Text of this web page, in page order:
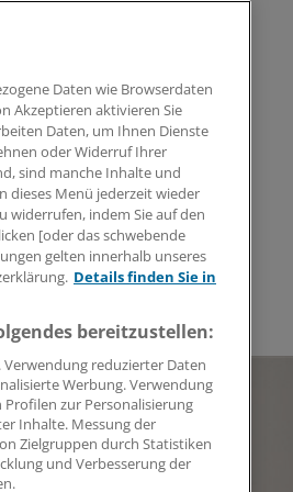
Mitarbeiter für
sind dazu aber
Daten wie Browserdaten
Akzeptieren aktivieren Sie
Daten, um Ihnen Dienste
oder Widerruf Ihrer
sind manche Inhalte und
dieses Menü jederzeit wieder
widerrufen, indem Sie auf den
[oder das schwebende
gelten innerhalb unseres
Details finden Sie in
bereitzustellen:
reduzierter Daten
Werbung. Verwendung
zur Personalisierung
Inhalte. Messung der
Zielgruppen durch Statistiken
und Verbesserung der